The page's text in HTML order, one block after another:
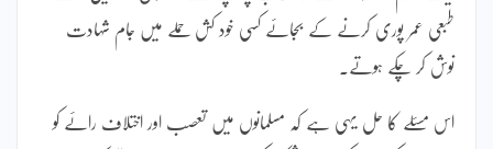
طبعی عمر پوری کرنے کے بجائے کسی خود کش حملے میں جام شہادت
نوش کر چکے ہوتے۔
اس مسئلے کا حل یہی ہے کہ مسلمانوں میں تعصب اور اختلاف رائے کو